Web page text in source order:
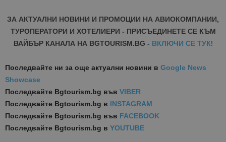
ЗА АКТУАЛНИ НОВИНИ И ПРОМОЦИИ НА АВИОКОМПАНИИ,
ТУРОПЕРАТОРИ И ХОТЕЛИЕРИ - ПРИСЪЕДИНЕТЕ СЕ КЪМ
ВАЙБЪР КАНАЛА НА BGTOURISM.BG - ВКЛЮЧИ СЕ ТУК!
Последвайте ни за още актуални новини в Google News
Showcase
Последвайте Bgtourism.bg във VIBER
Последвайте Bgtourism.bg в INSTAGRAM
Последвайте Bgtourism.bg във FACEBOOK
Последвайте Bgtourism.bg в YOUTUBE